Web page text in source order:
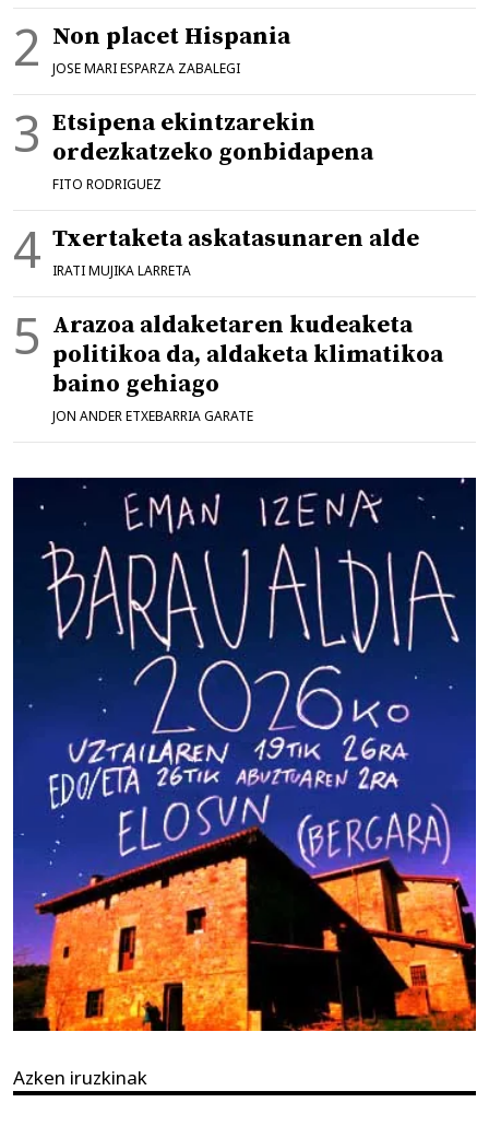
Non placet Hispania
JOSE MARI ESPARZA ZABALEGI
Etsipena ekintzarekin
ordezkatzeko gonbidapena
FITO RODRIGUEZ
Txertaketa askatasunaren alde
IRATI MUJIKA LARRETA
Arazoa aldaketaren kudeaketa
politikoa da, aldaketa klimatikoa
baino gehiago
JON ANDER ETXEBARRIA GARATE
Azken iruzkinak